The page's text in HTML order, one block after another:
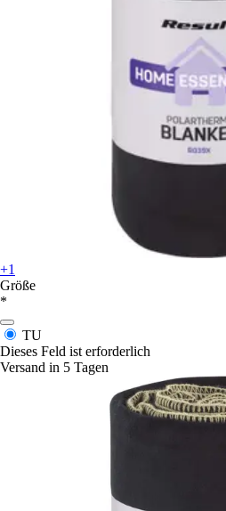
+1
Größe
*
TU
Dieses Feld ist erforderlich
Versand in 5 Tagen